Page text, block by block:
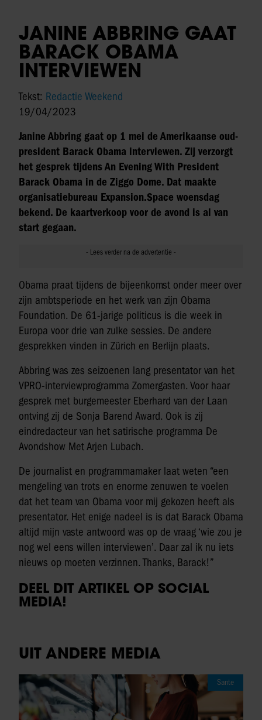
JANINE ABBRING GAAT
BARACK OBAMA
INTERVIEWEN
Tekst: Redactie Weekend
19/04/2023
Janine Abbring gaat op 1 mei de Amerikaanse oud-
president Barack Obama interviewen. Zij verzorgt
het gesprek tijdens An Evening With President
Barack Obama in de Ziggo Dome. Dat maakte
organisatiebureau Expansion.Space woensdag
bekend. De kaartverkoop voor de avond is al van
start gegaan.
Obama praat tijdens de bijeenkomst onder meer over
zijn ambtsperiode en het werk van zijn Obama
Foundation. De 61-jarige politicus is die week in
Europa voor drie van zulke sessies. De andere
gesprekken vinden in Zürich en Berlijn plaats.
Abbring was zes seizoenen lang presentator van het
VPRO-interviewprogramma Zomergasten. Voor haar
gesprek met burgemeester Eberhard van der Laan
ontving zij de Sonja Barend Award. Ook is zij
eindredacteur van het satirische programma De
Avondshow Met Arjen Lubach.
De journalist en programmamaker laat weten “een
mengeling van trots en enorme zenuwen te voelen
dat het team van Obama voor mij gekozen heeft als
presentator. Het enige nadeel is is dat Barack Obama
altijd mijn vaste antwoord was op de vraag ‘wie zou je
nog wel eens willen interviewen’. Daar zal ik nu iets
nieuws op moeten verzinnen. Thanks, Barack!”
DEEL DIT ARTIKEL OP SOCIAL
MEDIA!
UIT ANDERE MEDIA
Sante